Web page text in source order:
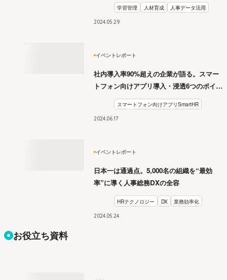
学習管理 人材育成 人事データ活用
2024.05 29
イベントレポート
社内導入率90%超えの企業が語る。スマー
トフォン向けアプリ導入・浸透6つのポイン
ト【月刊SmartHR セミナーレポート】
スマートフォン向けアプリSmartHR
2024.0617
イベントレポート
日本一は通過点。5,000名の組織を“最効
率”に導く人事総務DXの全容
HRテクノロジー DX 業務効率化
2024.05 24
お役立ち資料